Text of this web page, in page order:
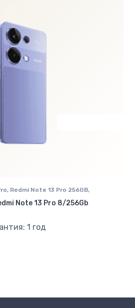
, Redmi Note 13 Pro 256GB,
Note 13 Pro 8/256Gb
1 год